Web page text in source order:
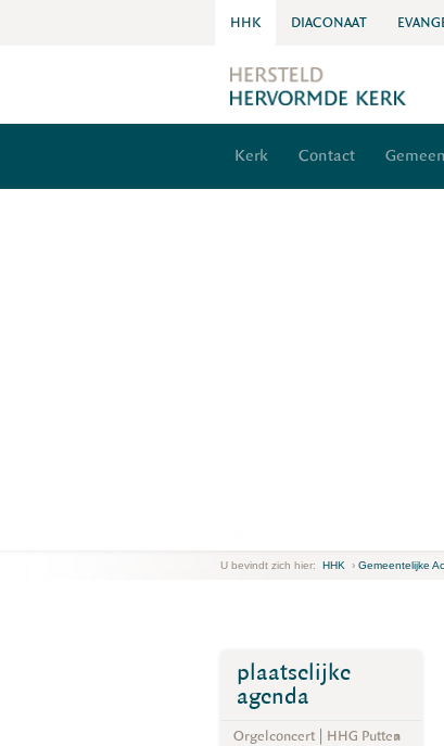
HHK DIACONAAT
Kerk Contact
U bevindt zich hier: HHK › Gemeentelijke
plaatselijke
agenda
Orgelconcert | HHG Putten